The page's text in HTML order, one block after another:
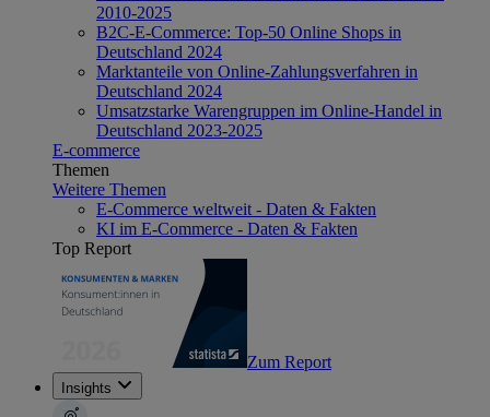
2010-2025
B2C-E-Commerce: Top-50 Online Shops in
Deutschland 2024
Marktanteile von Online-Zahlungsverfahren in
Deutschland 2024
Umsatzstarke Warengruppen im Online-Handel in
Deutschland 2023-2025
E-commerce
Themen
Weitere Themen
E-Commerce weltweit - Daten & Fakten
KI im E-Commerce - Daten & Fakten
Top Report
Zum Report
Insights